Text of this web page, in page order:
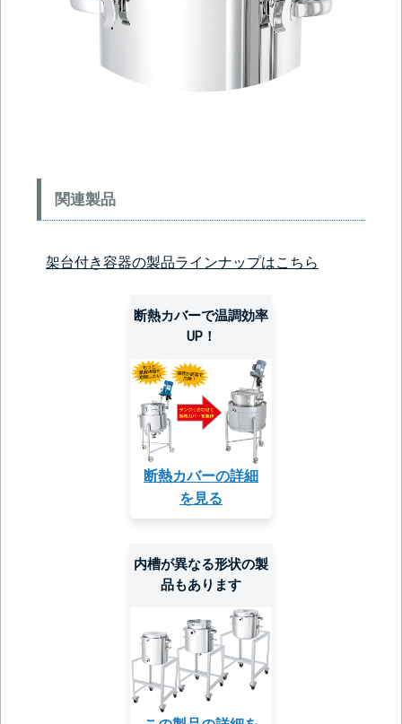
関連製品
架台付き容器の製品ラインナップはこちら
断熱カバーで温調効率
UP！
断熱カバーの詳細
を見る
内槽が異なる形状の製
品もあります